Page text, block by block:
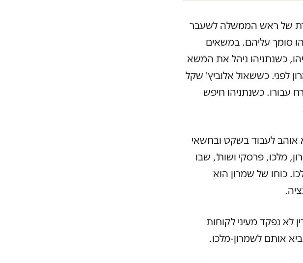
של ראש הממשלה לשעבר
סומך עליהם. במשאים
כשנתניהו ניהל את המשא
לפני. כששאול אלוביץ' שקל
עבורו. כשנתניהו חיפש
אוהב לעבוד בשקט ובחשאי
מלכו, פרסקי ושות', שבו
כוחו של שמרון הוא
לא נפקד מעיני לקוחות
אותם לשמרון-מלכו.